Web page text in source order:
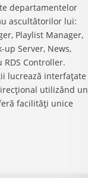
departamentelor
ascultătorilor lui:
Playlist Manager,
up Server, News,
RDS Controller.
lucrează interfaţate
utilizând un
facilităţi unice